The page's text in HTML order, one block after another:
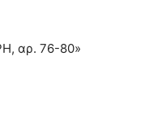
αρ. 76-80»